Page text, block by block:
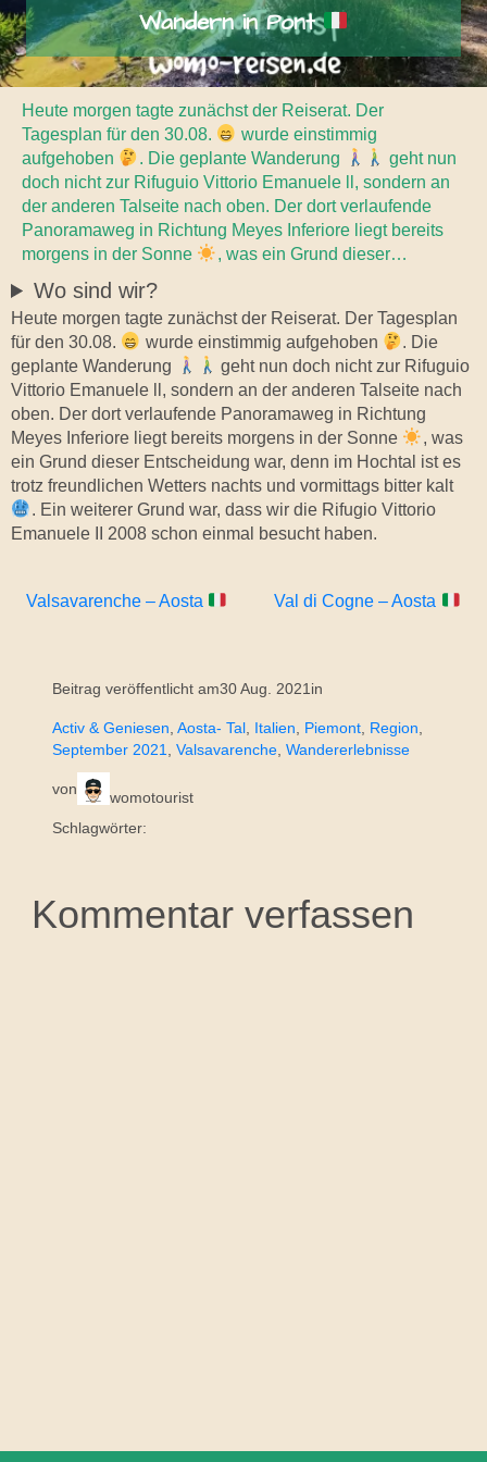
Wandern in Pont
Heute morgen tagte zunächst der Reiserat. Der
Tagesplan für den 30.08.
wurde einstimmig
aufgehoben
. Die geplante Wanderung
geht nun
doch nicht zur Rifuguio Vittorio Emanuele ll, sondern an
der anderen Talseite nach oben. Der dort verlaufende
Panoramaweg in Richtung Meyes Inferiore liegt bereits
morgens in der Sonne
, was ein Grund dieser…
Wo sind wir?
Heute morgen tagte zunächst der Reiserat. Der Tagesplan
für den 30.08.
wurde einstimmig aufgehoben
. Die
geplante Wanderung
geht nun doch nicht zur Rifuguio
Vittorio Emanuele ll, sondern an der anderen Talseite nach
oben. Der dort verlaufende Panoramaweg in Richtung
Meyes Inferiore liegt bereits morgens in der Sonne
, was
ein Grund dieser Entscheidung war, denn im Hochtal ist es
trotz freundlichen Wetters nachts und vormittags bitter kalt
. Ein weiterer Grund war, dass wir die Rifugio Vittorio
Emanuele II 2008 schon einmal besucht haben.
Valsavarenche – Aosta Val di Cogne – Aosta
Beitrag veröffentlicht am30 Aug. 2021 in
Activ & Geniesen Aosta- Tal Italien Piemont Region
September 2021
Valsavarenche Wandererlebnisse
von
womotourist
Schlagwörter:
Kommentar verfassen